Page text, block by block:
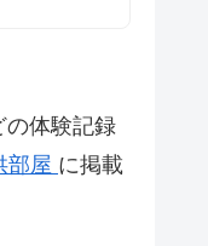
の体験記録
部屋 に掲載